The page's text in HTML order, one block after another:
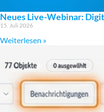
Neues Live-Webinar:
15. Juli 2026
Weiterlesen »